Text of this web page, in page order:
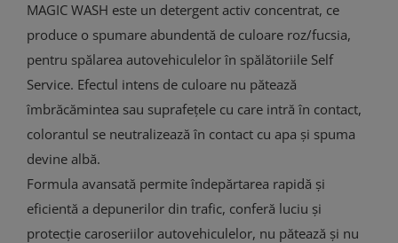
MAGIC WASH este un detergent activ concentrat, ce
produce o spumare abundentă de culoare roz/fucsia,
pentru spălarea autovehiculelor în spălătoriile Self
Service. Efectul intens de culoare nu pătează
îmbrăcămintea sau suprafețele cu care intră în contact,
colorantul se neutralizează în contact cu apa și spuma
devine albă.
Formula avansată permite îndepărtarea rapidă și
eficientă a depunerilor din trafic, conferă luciu și
protecție caroseriilor autovehiculelor, nu pătează și nu